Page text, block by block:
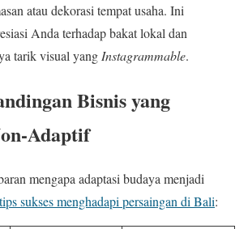
atau dekorasi tempat usaha. Ini
Anda terhadap bakat lokal dan
tarik visual yang Instagrammable.
Bisnis yang
Adaptif
mengapa adaptasi budaya menjadi
tips sukses menghadapi persaingan di Bali: